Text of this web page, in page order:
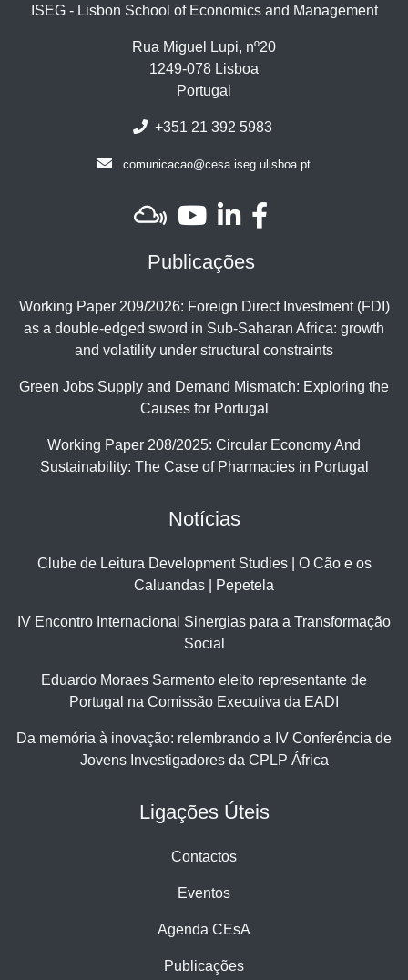
ISEG - Lisbon School of Economics and Management
Rua Miguel Lupi, nº20
1249-078 Lisboa
Portugal
+351 21 392 5983
comunicacao@cesa.iseg.ulisboa.pt
Publicações
Working Paper 209/2026: Foreign Direct Investment (FDI)
as a double-edged sword in Sub-Saharan Africa: growth
and volatility under structural constraints
Green Jobs Supply and Demand Mismatch: Exploring the
Causes for Portugal
Working Paper 208/2025: Circular Economy And
Sustainability: The Case of Pharmacies in Portugal
Notícias
Clube de Leitura Development Studies | O Cão e os
Caluandas | Pepetela
IV Encontro Internacional Sinergias para a Transformação
Social
Eduardo Moraes Sarmento eleito representante de
Portugal na Comissão Executiva da EADI
Da memória à inovação: relembrando a IV Conferência de
Jovens Investigadores da CPLP África
Ligações Úteis
Contactos
Eventos
Agenda CEsA
Publicações